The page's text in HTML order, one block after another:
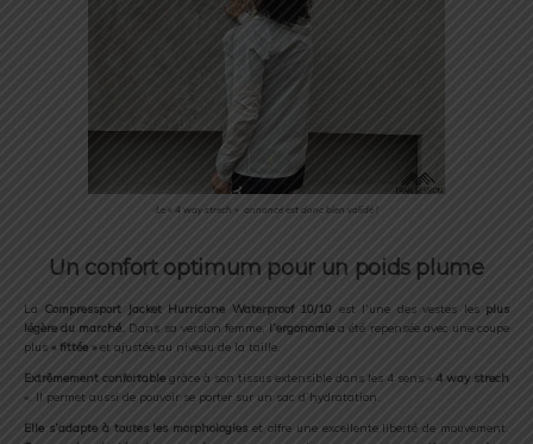
Le « 4 way strech » annoncé est donc bien validé !
Un confort optimum pour un poids plume
La Compressport Jacket Hurricane Waterproof 10/10 est l’une des vestes les plus
légère du marché. Dans sa version femme, l’ergonomie a été repensée avec une coupe
plus « fittée »et ajustée au niveau de la taille.
Extrêmement confortable grâce à son tissus extensible dans les 4 sens « 4 way strech
». Il permet aussi de pouvoir se porter sur un sac d’hydratation.
Elle s’adapte à toutes les morphologies et offre une excellente liberté de mouvement.